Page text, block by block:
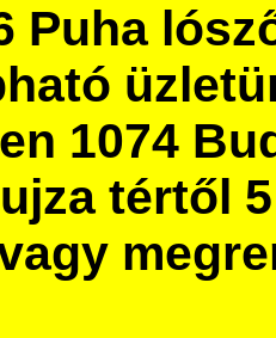
Puha
1074
tértől